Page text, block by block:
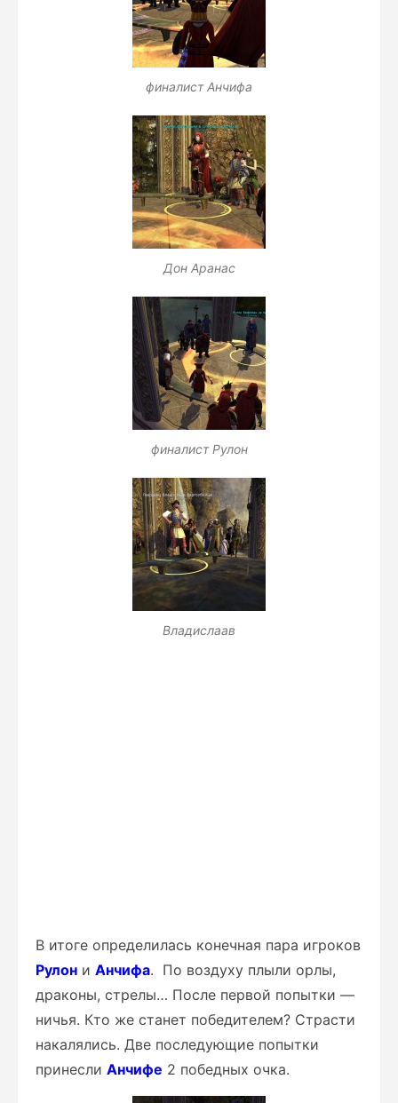
финалист Анчифа
Дон Аранас
финалист Рулон
Владислаав
В итоге определилась конечная пара игроков
Рулон и Анчифа. По воздуху плыли орлы,
драконы, стрелы… После первой попытки —
ничья. Кто же станет победителем? Страсти
накалялись. Две последующие попытки
принесли Анчифе 2 победных очка.